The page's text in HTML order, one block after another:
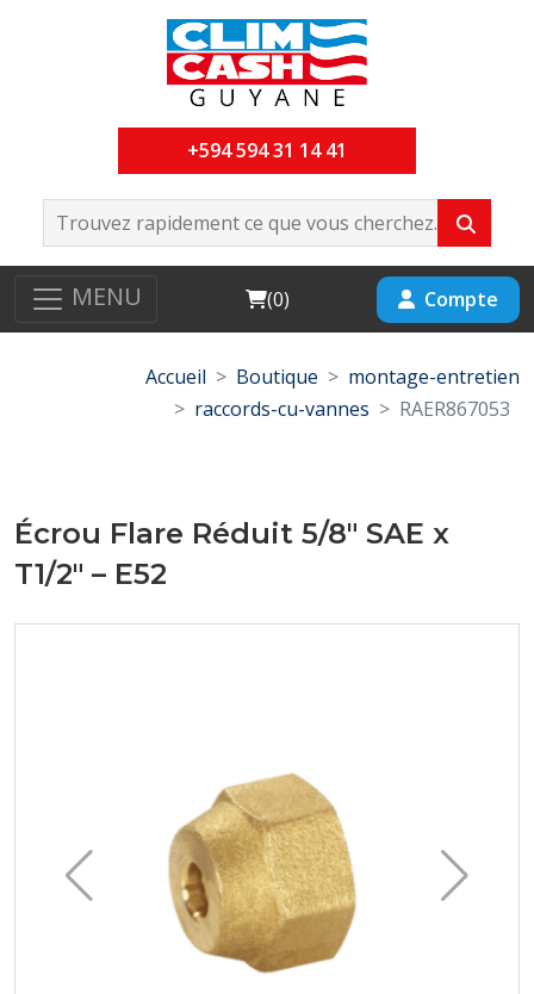
+594 594 31 14 41
MENU Cart
(0) Compte
Accueil Boutique
montage-entretien
raccords-cu-vannes
RAER867053
Écrou Flare Réduit 5/8" SAE x
T1/2" – E52